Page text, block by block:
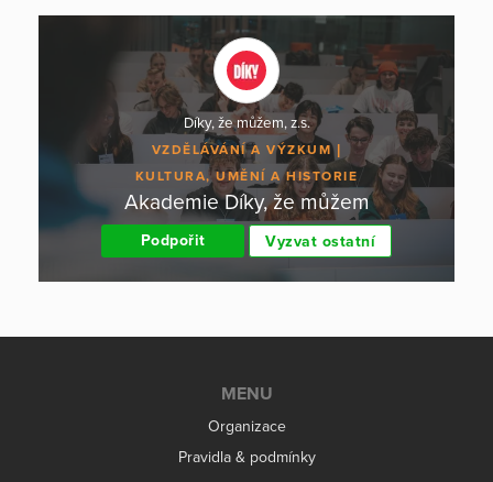
Díky, že můžem, z.s.
VZDĚLÁVÁNÍ A VÝZKUM
KULTURA, UMĚNÍ A HISTORIE
Akademie Díky, že můžem
Podpořit Vyzvat ostatní
MENU
Organizace
Pravidla & podmínky